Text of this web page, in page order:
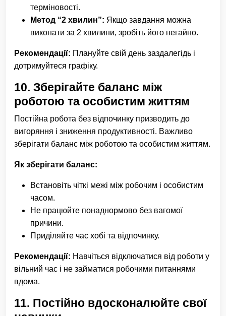
терміновості.
Метод “2 хвилин”: Якщо завдання можна
виконати за 2 хвилини, зробіть його негайно.
Рекомендації: Плануйте свій день заздалегідь і
дотримуйтеся графіку.
10. Зберігайте баланс між
роботою та особистим життям
Постійна робота без відпочинку призводить до
вигоряння і зниження продуктивності. Важливо
зберігати баланс між роботою та особистим життям.
Як зберігати баланс:
Встановіть чіткі межі між робочим і особистим
часом.
Не працюйте понаднормово без вагомої
причини.
Приділяйте час хобі та відпочинку.
Рекомендації: Навчіться відключатися від роботи у
вільний час і не займатися робочими питаннями
вдома.
11. Постійно вдосконалюйте свої